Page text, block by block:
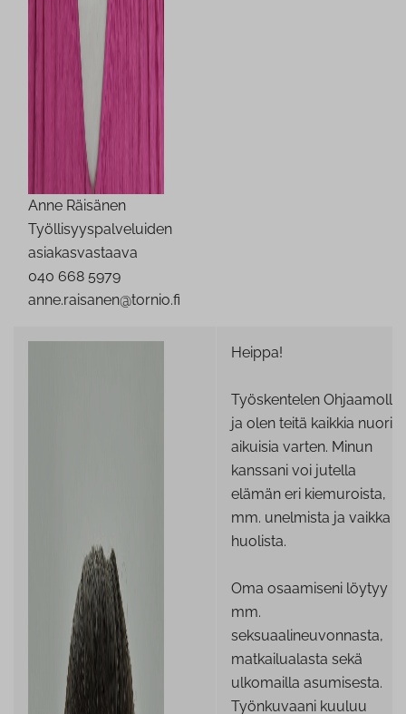
Anne Räisänen
Työllisyyspalveluiden
asiakasvastaava
040 668 5979
anne.raisanen@tornio.fi
Heippa!
Työskentelen Ohjaamolla
ja olen teitä kaikkia nuoria
aikuisia varten. Minun
kanssani voi jutella
elämän eri kiemuroista,
mm. unelmista ja vaikka
huolista.
Oma osaamiseni löytyy
mm.
seksuaalineuvonnasta,
matkailualasta sekä
ulkomailla asumisesta.
Työnkuvaani kuuluu